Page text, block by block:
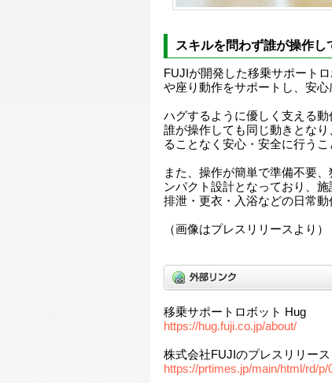
スキルを問わず誰が操作し
FUJIが開発した移乗サポート
や座り動作をサポートし、安心
ハグするように優しく支える
誰が操作しても同じ動きとな
ることなく安心・安全に行うこ
また、操作が簡単で準備不要
ンパクト設計となっており、
排泄・更衣・入浴などの日常動
（画像はプレスリリースより）
移乗サポートロボット Hug
https://hug.fuji.co.jp/about/
株式会社FUJIのプレスリリース
https://prtimes.jp/main/html/rd/